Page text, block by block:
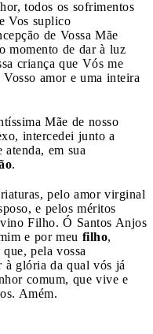
todos os sofrimentos
Vos suplico
de Vossa Mãe
momento de dar à luz
criança que Vós me
amor e uma inteira
Mãe de nosso
intercedei junto a
em sua
.
pelo amor virginal
e pelos méritos
Filho. Ó Santos Anjos
e por meu filho,
pela vossa
à glória da qual vós já
comum, que vive e
Amém.